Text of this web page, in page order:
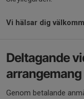
Vi hälsar dig
Deltagande
arrangemang
​Genom betalande